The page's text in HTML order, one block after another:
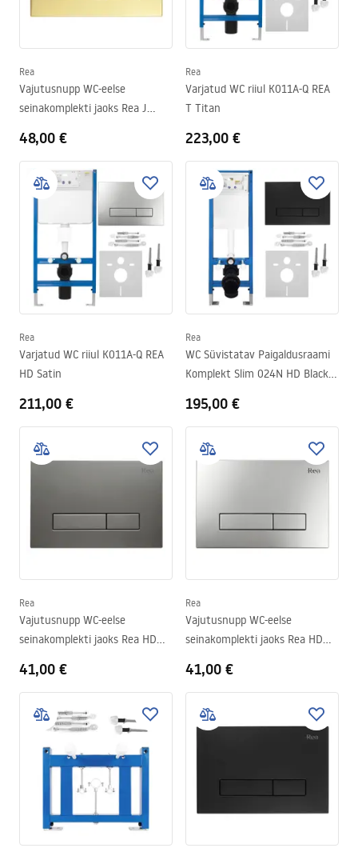
Rea
Vajutusnupp WC-eelse
seinakomplekti jaoks Rea J
48,00 €
Rea
Varjatud WC riiul K011A-Q REA
T Titan
223,00 €
Rea
Varjatud WC riiul K011A-Q REA
HD Satin
211,00 €
Rea
WC Süvistatav Paigaldusraami
Komplekt Slim 024N HD Black
195,00 €
Rea
Vajutusnupp WC-eelse
seinakomplekti jaoks Rea HD
41,00 €
Rea
Vajutusnupp WC-eelse
seinakomplekti jaoks Rea HD
41,00 €